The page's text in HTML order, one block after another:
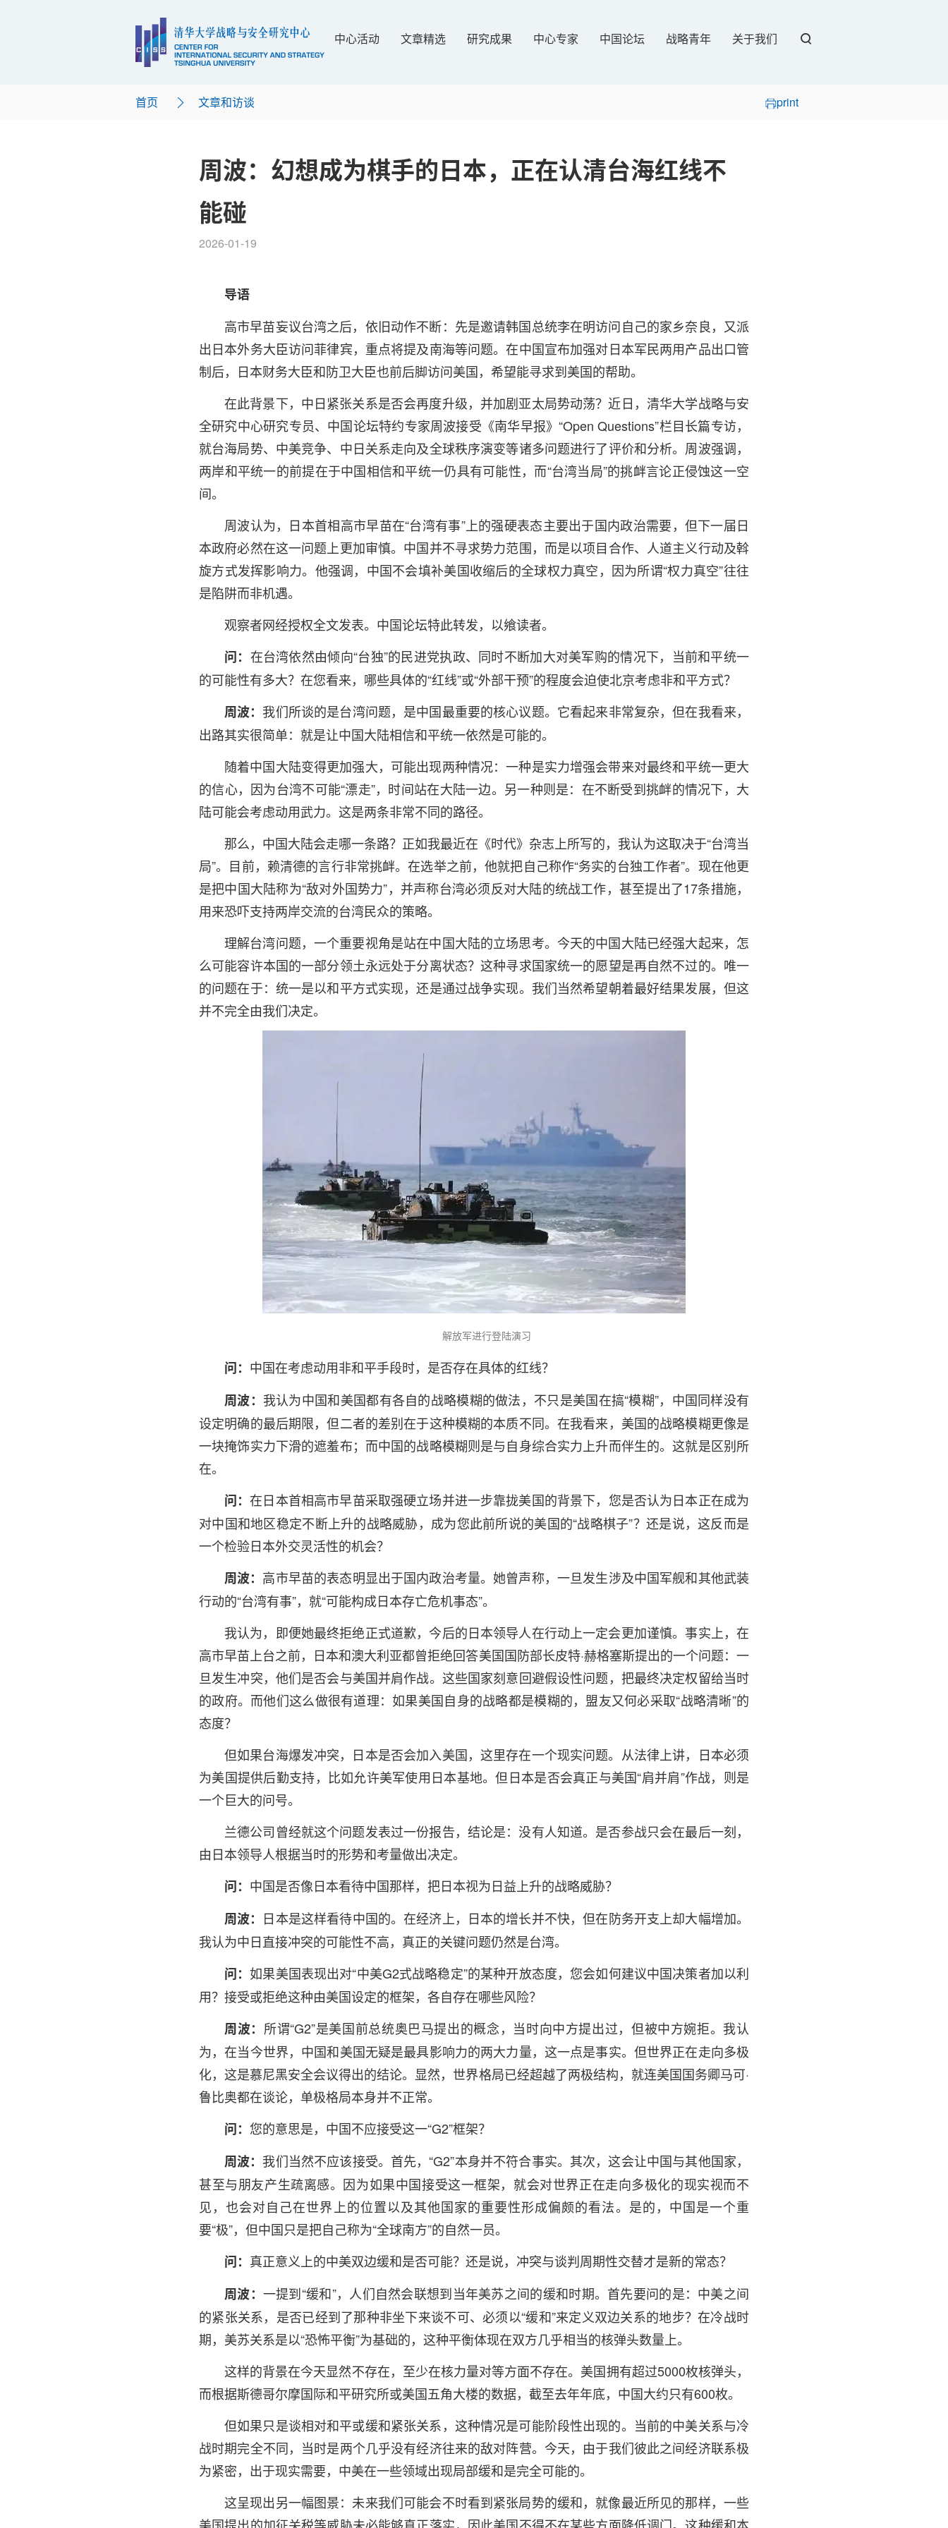
中心活动 文章精选 研究成果 中心专家 中国论坛 战略青年 关于我们
首页 文章和访谈 print
周波：幻想成为棋手的日本，正在认清台海红线不
能碰
2026-01-19
导语
高市早苗妄议台湾之后，依旧动作不断：先是邀请韩国总统李在明访问自己的家乡奈良，又派
出日本外务大臣访问菲律宾，重点将提及南海等问题。在中国宣布加强对日本军民两用产品出口管
制后，日本财务大臣和防卫大臣也前后脚访问美国，希望能寻求到美国的帮助。
在此背景下，中日紧张关系是否会再度升级，并加剧亚太局势动荡？近日，清华大学战略与安
全研究中心研究专员、中国论坛特约专家周波接受《南华早报》“Open Questions”栏目长篇专访，
就台海局势、中美竞争、中日关系走向及全球秩序演变等诸多问题进行了评价和分析。周波强调，
两岸和平统一的前提在于中国相信和平统一仍具有可能性，而“台湾当局”的挑衅言论正侵蚀这一空
间。
周波认为，日本首相高市早苗在“台湾有事”上的强硬表态主要出于国内政治需要，但下一届日
本政府必然在这一问题上更加审慎。中国并不寻求势力范围，而是以项目合作、人道主义行动及斡
旋方式发挥影响力。他强调，中国不会填补美国收缩后的全球权力真空，因为所谓“权力真空”往往
是陷阱而非机遇。
观察者网经授权全文发表。中国论坛特此转发，以飨读者。
问： 在台湾依然由倾向“台独”的民进党执政、同时不断加大对美军购的情况下，当前和平统一
的可能性有多大？在您看来，哪些具体的“红线”或“外部干预”的程度会迫使北京考虑非和平方式？
周波： 我们所谈的是台湾问题，是中国最重要的核心议题。它看起来非常复杂，但在我看来，
出路其实很简单：就是让中国大陆相信和平统一依然是可能的。
随着中国大陆变得更加强大，可能出现两种情况：一种是实力增强会带来对最终和平统一更大
的信心，因为台湾不可能“漂走”，时间站在大陆一边。另一种则是：在不断受到挑衅的情况下，大
陆可能会考虑动用武力。这是两条非常不同的路径。
那么，中国大陆会走哪一条路？正如我最近在《时代》杂志上所写的，我认为这取决于“台湾当
局”。目前，赖清德的言行非常挑衅。在选举之前，他就把自己称作“务实的台独工作者”。现在他更
是把中国大陆称为“敌对外国势力”，并声称台湾必须反对大陆的统战工作，甚至提出了17条措施，
用来恐吓支持两岸交流的台湾民众的策略。
理解台湾问题，一个重要视角是站在中国大陆的立场思考。今天的中国大陆已经强大起来，怎
么可能容许本国的一部分领土永远处于分离状态？这种寻求国家统一的愿望是再自然不过的。唯一
的问题在于：统一是以和平方式实现，还是通过战争实现。我们当然希望朝着最好结果发展，但这
并不完全由我们决定。
解放军进行登陆演习
问： 中国在考虑动用非和平手段时，是否存在具体的红线？
周波： 我认为中国和美国都有各自的战略模糊的做法，不只是美国在搞“模糊”，中国同样没有
设定明确的最后期限，但二者的差别在于这种模糊的本质不同。在我看来，美国的战略模糊更像是
一块掩饰实力下滑的遮羞布；而中国的战略模糊则是与自身综合实力上升而伴生的。这就是区别所
在。
问：在日本首相高市早苗采取强硬立场并进一步靠拢美国的背景下，您是否认为日本正在成为
对中国和地区稳定不断上升的战略威胁，成为您此前所说的美国的“战略棋子”？还是说，这反而是
一个检验日本外交灵活性的机会？
周波： 高市早苗的表态明显出于国内政治考量。她曾声称，一旦发生涉及中国军舰和其他武装
行动的“台湾有事”，就“可能构成日本存亡危机事态”。
我认为，即便她最终拒绝正式道歉，今后的日本领导人在行动上一定会更加谨慎。事实上，在
高市早苗上台之前，日本和澳大利亚都曾拒绝回答美国国防部长皮特·赫格塞斯提出的一个问题：一
旦发生冲突，他们是否会与美国并肩作战。这些国家刻意回避假设性问题，把最终决定权留给当时
的政府。而他们这么做很有道理：如果美国自身的战略都是模糊的，盟友又何必采取“战略清晰”的
态度？
但如果台海爆发冲突，日本是否会加入美国，这里存在一个现实问题。从法律上讲，日本必须
为美国提供后勤支持，比如允许美军使用日本基地。但日本是否会真正与美国“肩并肩”作战，则是
一个巨大的问号。
兰德公司曾经就这个问题发表过一份报告，结论是：没有人知道。是否参战只会在最后一刻，
由日本领导人根据当时的形势和考量做出决定。
问： 中国是否像日本看待中国那样，把日本视为日益上升的战略威胁？
周波： 日本是这样看待中国的。在经济上，日本的增长并不快，但在防务开支上却大幅增加。
我认为中日直接冲突的可能性不高，真正的关键问题仍然是台湾。
问：如果美国表现出对“中美G2式战略稳定”的某种开放态度，您会如何建议中国决策者加以利
用？接受或拒绝这种由美国设定的框架，各自存在哪些风险？
周波： 所谓“G2”是美国前总统奥巴马提出的概念，当时向中方提出过，但被中方婉拒。我认
为，在当今世界，中国和美国无疑是最具影响力的两大力量，这一点是事实。但世界正在走向多极
化，这是慕尼黑安全会议得出的结论。显然，世界格局已经超越了两极结构，就连美国国务卿马可·
鲁比奥都在谈论，单极格局本身并不正常。
问： 您的意思是，中国不应接受这一“G2”框架？
周波： 我们当然不应该接受。首先，“G2”本身并不符合事实。其次，这会让中国与其他国家，
甚至与朋友产生疏离感。因为如果中国接受这一框架，就会对世界正在走向多极化的现实视而不
见，也会对自己在世界上的位置以及其他国家的重要性形成偏颇的看法。是的，中国是一个重
要“极”，但中国只是把自己称为“全球南方”的自然一员。
问： 真正意义上的中美双边缓和是否可能？还是说，冲突与谈判周期性交替才是新的常态？
周波： 一提到“缓和”，人们自然会联想到当年美苏之间的缓和时期。首先要问的是：中美之间
的紧张关系，是否已经到了那种非坐下来谈不可、必须以“缓和”来定义双边关系的地步？在冷战时
期，美苏关系是以“恐怖平衡”为基础的，这种平衡体现在双方几乎相当的核弹头数量上。
这样的背景在今天显然不存在，至少在核力量对等方面不存在。美国拥有超过5000枚核弹头，
而根据斯德哥尔摩国际和平研究所或美国五角大楼的数据，截至去年年底，中国大约只有600枚。
但如果只是谈相对和平或缓和紧张关系，这种情况是可能阶段性出现的。当前的中美关系与冷
战时期完全不同，当时是两个几乎没有经济往来的敌对阵营。今天，由于我们彼此之间经济联系极
为紧密，出于现实需要，中美在一些领域出现局部缓和是完全可能的。
这呈现出另一幅图景：未来我们可能会不时看到紧张局势的缓和，就像最近所见的那样，一些